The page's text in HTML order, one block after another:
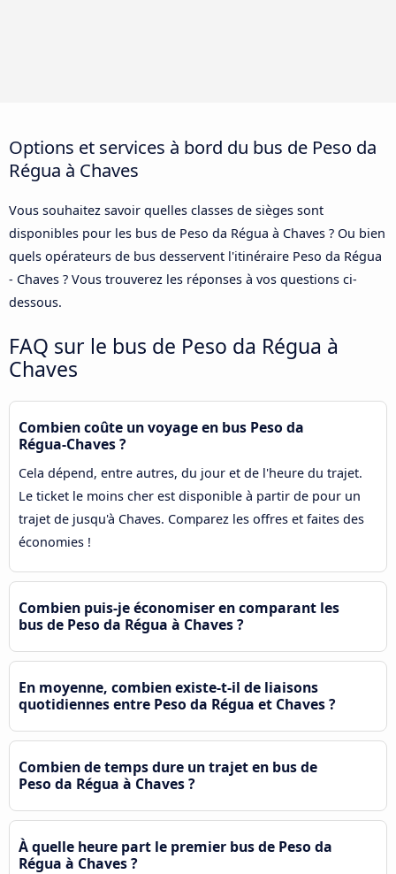
Options et services à bord du bus de Peso da
Régua à Chaves
Vous souhaitez savoir quelles classes de sièges sont
disponibles pour les bus de Peso da Régua à Chaves ? Ou bien
quels opérateurs de bus desservent l'itinéraire Peso da Régua
- Chaves ? Vous trouverez les réponses à vos questions ci-
dessous.
FAQ sur le bus de Peso da Régua à
Chaves
Combien coûte un voyage en bus Peso da
Régua-Chaves ?
Cela dépend, entre autres, du jour et de l'heure du trajet.
Le ticket le moins cher est disponible à partir de pour un
trajet de jusqu'à Chaves. Comparez les offres et faites des
économies !
Combien puis-je économiser en comparant les
bus de Peso da Régua à Chaves ?
En moyenne, combien existe-t-il de liaisons
quotidiennes entre Peso da Régua et Chaves ?
Combien de temps dure un trajet en bus de
Peso da Régua à Chaves ?
À quelle heure part le premier bus de Peso da
Régua à Chaves ?